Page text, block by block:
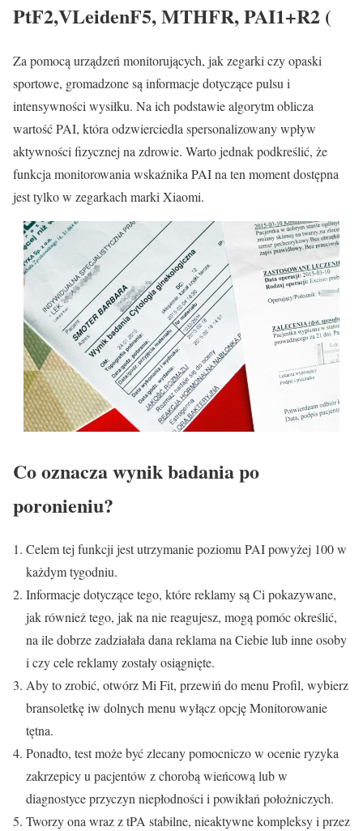
PtF2,VLeidenF5, MTHFR, PAI1+R2 (
Za pomocą urządzeń monitorujących, jak zegarki czy opaski
sportowe, gromadzone są informacje dotyczące pulsu i
intensywności wysiłku. Na ich podstawie algorytm oblicza
wartość PAI, która odzwierciedla spersonalizowany wpływ
aktywności fizycznej na zdrowie. Warto jednak podkreślić, że
funkcja monitorowania wskaźnika PAI na ten moment dostępna
jest tylko w zegarkach marki Xiaomi.
Co oznacza wynik badania po
poronieniu?
Celem tej funkcji jest utrzymanie poziomu PAI powyżej 100 w
każdym tygodniu.
Informacje dotyczące tego, które reklamy są Ci pokazywane,
jak również tego, jak na nie reagujesz, mogą pomóc określić,
na ile dobrze zadziałała dana reklama na Ciebie lub inne osoby
i czy cele reklamy zostały osiągnięte.
Aby to zrobić, otwórz Mi Fit, przewiń do menu Profil, wybierz
bransoletkę iw dolnych menu wyłącz opcję Monitorowanie
tętna.
Ponadto, test może być zlecany pomocniczo w ocenie ryzyka
zakrzepicy u pacjentów z chorobą wieńcową lub w
diagnostyce przyczyn niepłodności i powikłań położniczych.
Tworzy ona wraz z tPA stabilne, nieaktywne kompleksy i przez